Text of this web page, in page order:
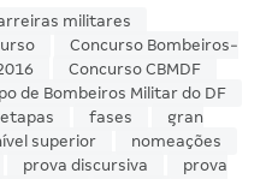
militares
Concurso Bombeiros-
Concurso CBMDF
de Bombeiros Militar do DF
etapas fases
gran
superior
nomeações
prova discursiva
prova